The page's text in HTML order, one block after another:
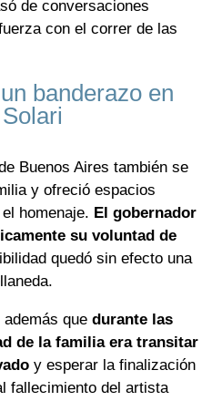
de conversaciones
con el correr de las
banderazo en
Buenos Aires también se
y ofreció espacios
homenaje. El gobernador
su voluntad de
quedó sin efecto una
que durante las
de la familia era transitar
y esperar la finalización
fallecimiento del artista